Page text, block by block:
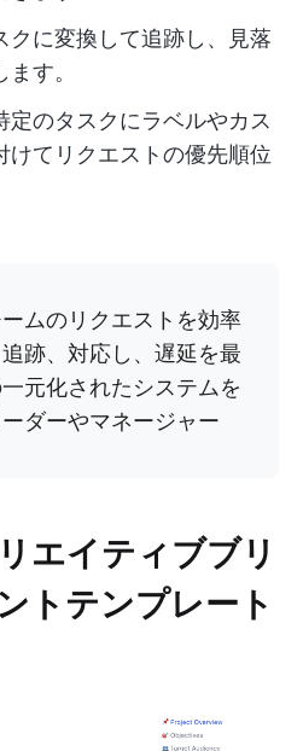
クに変換して追跡し、見落
す。
定のタスクにラベルやカス
けてリクエストの優先順位
ムのリクエストを効率
跡、対応し、遅延を最
元化されたシステムを
ダーやマネージャー
エイティブブリ
トテンプレート